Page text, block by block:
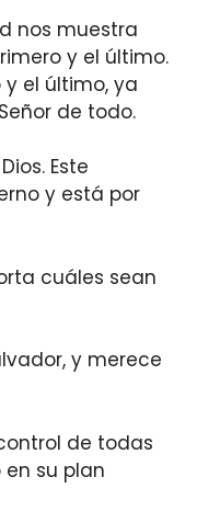
nos muestra
y el último.
el último, ya
de todo.
Este
y está por
cuáles sean
y merece
de todas
su plan